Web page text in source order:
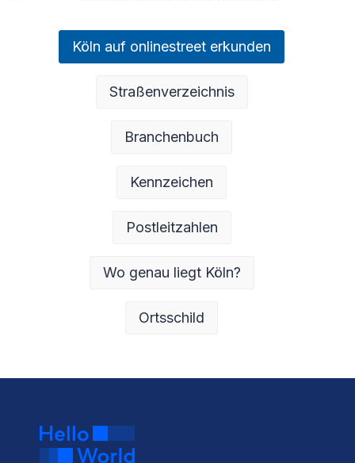
Köln auf onlinestreet erkunden
Straßenverzeichnis
Branchenbuch
Kennzeichen
Postleitzahlen
Wo genau liegt Köln?
Ortsschild